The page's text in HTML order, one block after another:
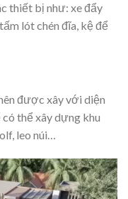
thiết bị như: xe đẩy
lót chén đĩa, kệ để
được xây với diện
thể xây dựng khu
leo núi…